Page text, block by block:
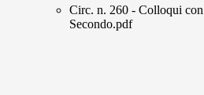
Circ. n. 260 - Colloqui
Secondo.pdf